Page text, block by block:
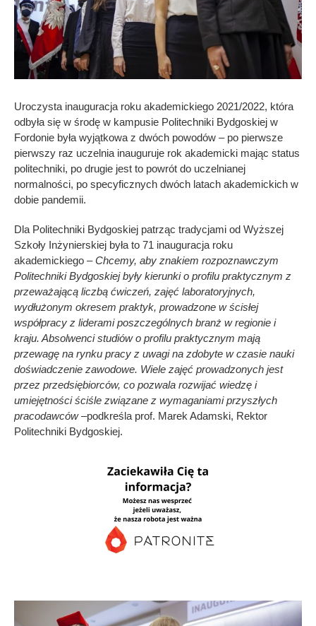
Uroczysta inauguracja roku akademickiego 2021/2022, która
odbyła się w środę w kampusie Politechniki Bydgoskiej w
Fordonie była wyjątkowa z dwóch powodów – po pierwsze
pierwszy raz uczelnia inauguruje rok akademicki mając status
politechniki, po drugie jest to powrót do uczelnianej
normalności, po specyficznych dwóch latach akademickich w
dobie pandemii.
Dla Politechniki Bydgoskiej patrząc tradycjami od Wyższej
Szkoły Inżynierskiej była to 71 inauguracja roku
akademickiego –Chcemy, aby znakiem rozpoznawczym
Politechniki Bydgoskiej były kierunki o profilu praktycznym z
przeważającą liczbą ćwiczeń, zajęć laboratoryjnych,
wydłużonym okresem praktyk, prowadzone w ścisłej
współpracy z liderami poszczególnych branż w regionie i
kraju. Absolwenci studiów o profilu praktycznym mają
przewagę na rynku pracy z uwagi na zdobyte w czasie nauki
doświadczenie zawodowe. Wiele zajęć prowadzonych jest
przez przedsiębiorców, co pozwala rozwijać wiedzę i
umiejętności ściśle związane z wymaganiami przyszłych
pracodawców–podkreśla prof. Marek Adamski, Rektor
Politechniki Bydgoskiej.